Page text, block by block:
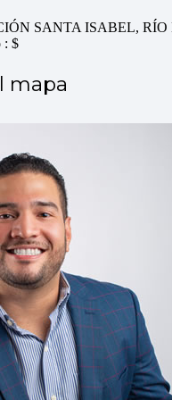
SANTA ISABEL, RÍO
: $
mapa